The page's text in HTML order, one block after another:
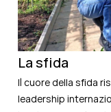
La sfida
Il cuore della sfida
leadership